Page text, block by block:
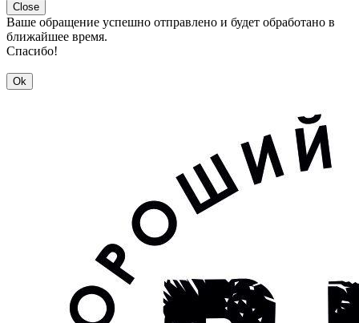
Close
Ваше обращение успешно отправлено и будет обработано в
ближайшее время.
Спасибо!
Ok